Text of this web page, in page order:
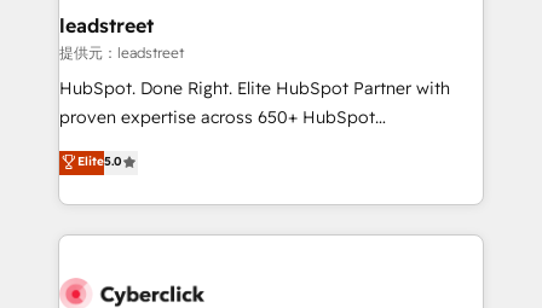
and technology for predictable, scalable revenue
growth. Our expertise spans RevOps, CRM and data
architecture, AI enablement, and strategic marketing,
delivered through our proprietary FLAIR framework
Partner and ISO 27001:2022 certified consultancy,
we blend strategy, creativity, and technology to help
leadstreet
提供元：leadstreet
HubSpot. Done Right. Elite HubSpot Partner with
proven expertise across 650+ HubSpot
implementations. With 12+ years of HubSpot
experience, we help you use the HubSpot platform
to its fullest capacity, improve your current HubSpot
website, or build your new one.
Elite5.0